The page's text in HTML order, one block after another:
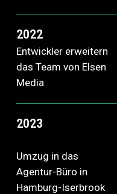
2022
Entwickler erweitern
das Team von Elsen
Media
2023
Umzug in das
Agentur-Büro in
Hamburg-Iserbrook